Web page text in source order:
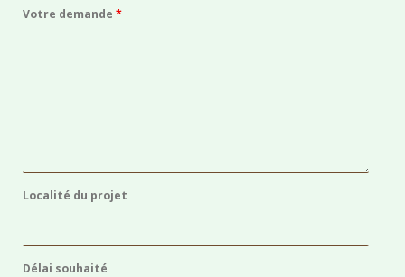
Votre demande *
Localité du projet
Délai souhaité